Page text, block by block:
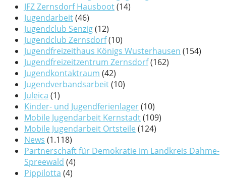
JFZ Zernsdorf Hausboot(14)
Jugendarbeit(46)
Jugendclub Senzig(12)
Jugendclub Zernsdorf(10)
Jugendfreizeithaus Königs Wusterhausen (154)
Jugendfreizeitzentrum Zernsdorf(162)
Jugendkontaktraum (42)
Jugendverbandsarbeit(10)
Juleica (1)
Kinder- und Jugendferienlager(10)
Mobile Jugendarbeit Kernstadt(109)
Mobile Jugendarbeit Ortsteile (124)
News (1.118)
Partnerschaft für Demokratie im Landkreis Dahme-
Spreewald (4)
Pippilotta (4)